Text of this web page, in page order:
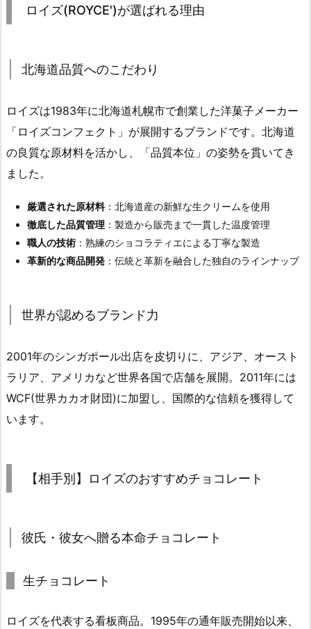
ロイズ(ROYCE')が選ばれる理由
北海道品質へのこだわり
ロイズは1983年に北海道札幌市で創業した洋菓子メーカー
「ロイズコンフェクト」が展開するブランドです。北海道
の良質な原材料を活かし、「品質本位」の姿勢を貫いてき
ました。
厳選された原材料：北海道産の新鮮な生クリームを使用
徹底した品質管理 ：製造から販売まで一貫した温度管理
職人の技術 ：熟練のショコラティエによる丁寧な製造
革新的な商品開発 ：伝統と革新を融合した独自のラインナップ
世界が認めるブランド力
2001年のシンガポール出店を皮切りに、アジア、オースト
ラリア、アメリカなど世界各国で店舗を展開。2011年には
WCF(世界カカオ財団)に加盟し、国際的な信頼を獲得して
います。
【相手別】ロイズのおすすめチョコレート
彼氏・彼女へ贈る本命チョコレート
生チョコレート
ロイズを代表する看板商品。1995年の通年販売開始以来、